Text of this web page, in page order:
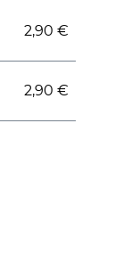
2,90 €
2,90 €